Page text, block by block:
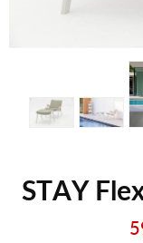
STAY